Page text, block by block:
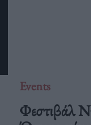
Events
Φεστιβάλ